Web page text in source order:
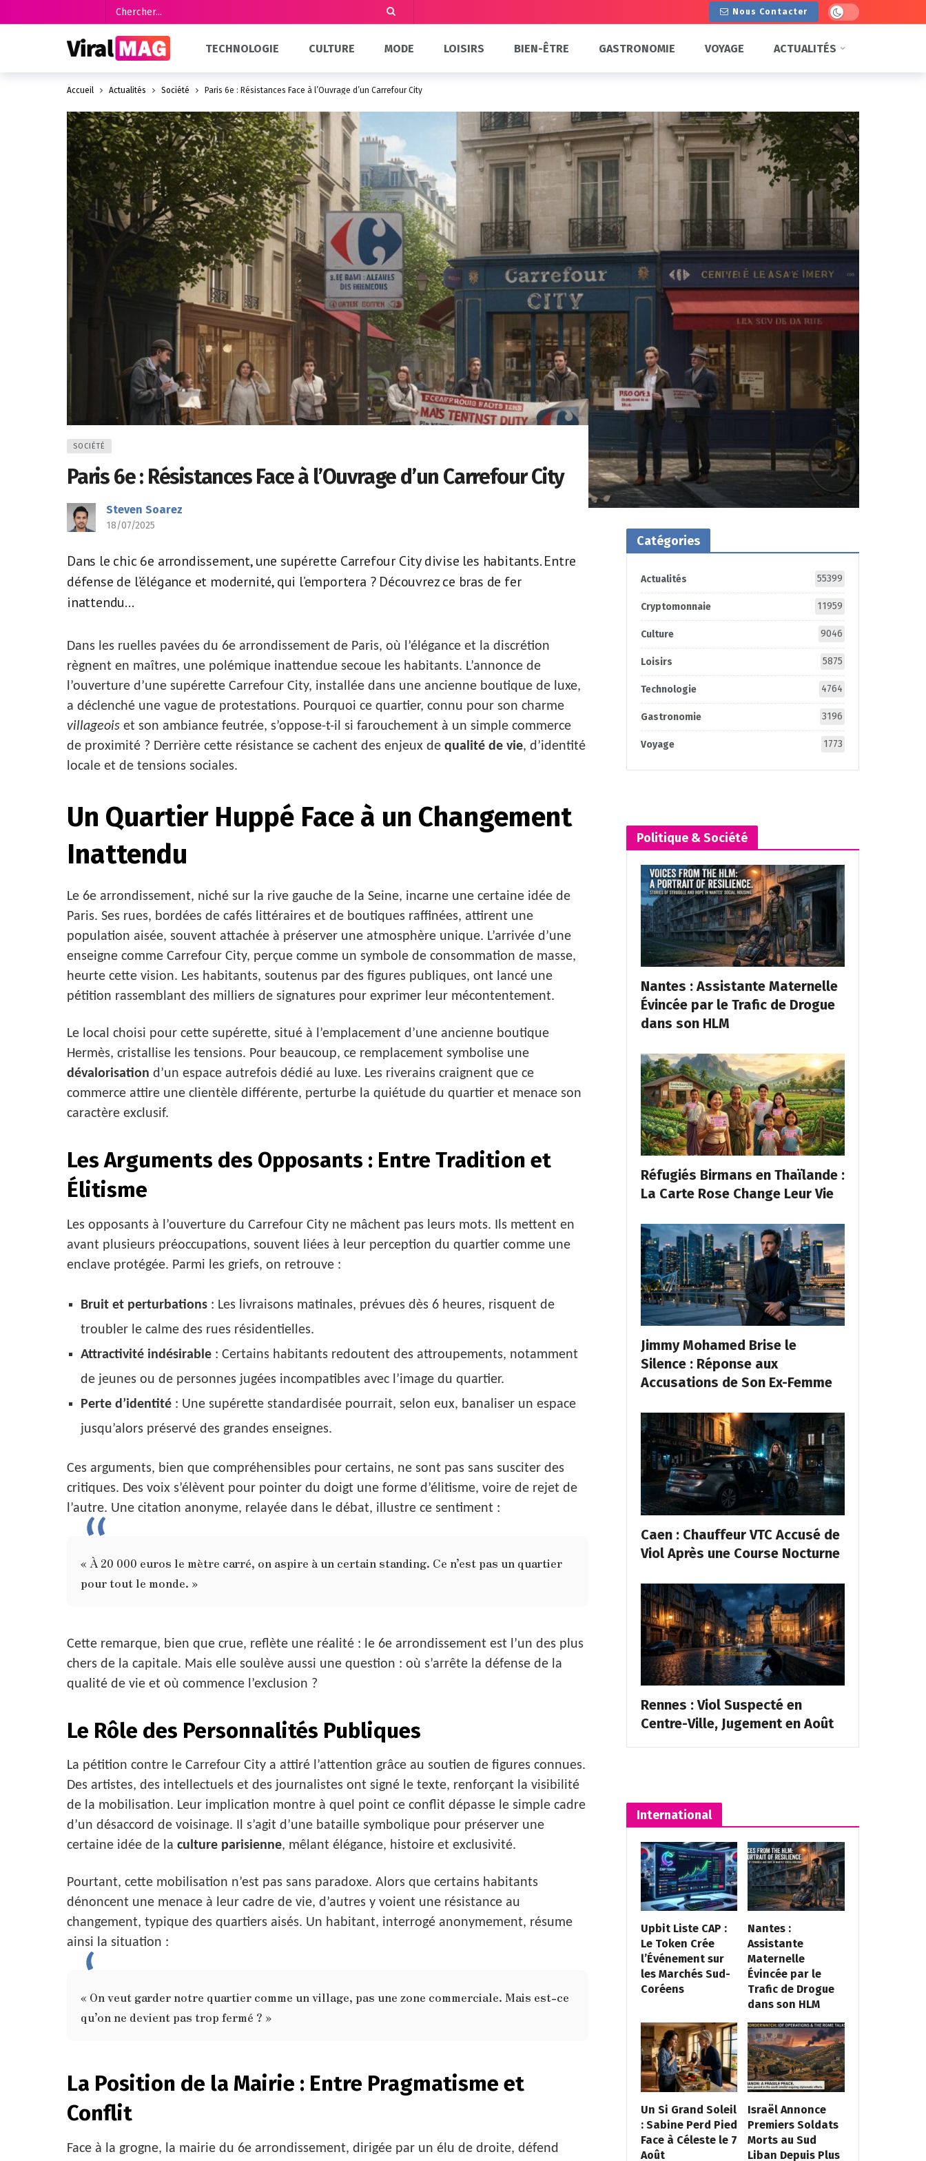
Nous Contacter Dark mode
TECHNOLOGIE CULTURE MODE LOISIRS BIEN-ÊTRE GASTRONOMIE VOYAGE ACTUALITÉS
Accueil Actualités Société Paris 6e : Résistances Face à l’Ouvrage d’un Carrefour City
SOCIÉTÉ
Paris 6e : Résistances Face à l’Ouvrage d’un Carrefour City
Steven Soarez
18/07/2025
Dans le chic 6e arrondissement, une supérette Carrefour City divise les habitants. Entre
défense de l’élégance et modernité, qui l’emportera ? Découvrez ce bras de fer
inattendu...
Dans les ruelles pavées du 6e arrondissement de Paris, où l’élégance et la discrétion
règnent en maîtres, une polémique inattendue secoue les habitants. L’annonce de
l’ouverture d’une supérette Carrefour City, installée dans une ancienne boutique de luxe,
a déclenché une vague de protestations. Pourquoi ce quartier, connu pour son charme
villageois et son ambiance feutrée, s’oppose-t-il si farouchement à un simple commerce
de proximité ? Derrière cette résistance se cachent des enjeux de qualité de vie, d’identité
locale et de tensions sociales.
Un Quartier Huppé Face à un Changement
Inattendu
Le 6e arrondissement, niché sur la rive gauche de la Seine, incarne une certaine idée de
Paris. Ses rues, bordées de cafés littéraires et de boutiques raffinées, attirent une
population aisée, souvent attachée à préserver une atmosphère unique. L’arrivée d’une
enseigne comme Carrefour City, perçue comme un symbole de consommation de masse,
heurte cette vision. Les habitants, soutenus par des figures publiques, ont lancé une
pétition rassemblant des milliers de signatures pour exprimer leur mécontentement.
Le local choisi pour cette supérette, situé à l’emplacement d’une ancienne boutique
Hermès, cristallise les tensions. Pour beaucoup, ce remplacement symbolise une
dévalorisation d’un espace autrefois dédié au luxe. Les riverains craignent que ce
commerce attire une clientèle différente, perturbe la quiétude du quartier et menace son
caractère exclusif.
Les Arguments des Opposants : Entre Tradition et
Élitisme
Les opposants à l’ouverture du Carrefour City ne mâchent pas leurs mots. Ils mettent en
avant plusieurs préoccupations, souvent liées à leur perception du quartier comme une
enclave protégée. Parmi les griefs, on retrouve :
Bruit et perturbations : Les livraisons matinales, prévues dès 6 heures, risquent de
troubler le calme des rues résidentielles.
Attractivité indésirable : Certains habitants redoutent des attroupements, notamment
de jeunes ou de personnes jugées incompatibles avec l’image du quartier.
Perte d’identité : Une supérette standardisée pourrait, selon eux, banaliser un espace
jusqu’alors préservé des grandes enseignes.
Ces arguments, bien que compréhensibles pour certains, ne sont pas sans susciter des
critiques. Des voix s’élèvent pour pointer du doigt une forme d’élitisme, voire de rejet de
l’autre. Une citation anonyme, relayée dans le débat, illustre ce sentiment :
« À 20 000 euros le mètre carré, on aspire à un certain standing. Ce n’est pas un quartier
pour tout le monde. »
Cette remarque, bien que crue, reflète une réalité : le 6e arrondissement est l’un des plus
chers de la capitale. Mais elle soulève aussi une question : où s’arrête la défense de la
qualité de vie et où commence l’exclusion ?
Le Rôle des Personnalités Publiques
La pétition contre le Carrefour City a attiré l’attention grâce au soutien de figures connues.
Des artistes, des intellectuels et des journalistes ont signé le texte, renforçant la visibilité
de la mobilisation. Leur implication montre à quel point ce conflit dépasse le simple cadre
d’un désaccord de voisinage. Il s’agit d’une bataille symbolique pour préserver une
certaine idée de la culture parisienne, mêlant élégance, histoire et exclusivité.
Pourtant, cette mobilisation n’est pas sans paradoxe. Alors que certains habitants
dénoncent une menace à leur cadre de vie, d’autres y voient une résistance au
changement, typique des quartiers aisés. Un habitant, interrogé anonymement, résume
ainsi la situation :
« On veut garder notre quartier comme un village, pas une zone commerciale. Mais est-ce
qu’on ne devient pas trop fermé ? »
La Position de la Mairie : Entre Pragmatisme et
Conflit
Face à la grogne, la mairie du 6e arrondissement, dirigée par un élu de droite, défend
Catégories
Actualités 55399
Cryptomonnaie 11959
Culture 9046
Loisirs 5875
Technologie 4764
Gastronomie 3196
Voyage 1773
Politique & Société
Nantes : Assistante Maternelle
Évincée par le Trafic de Drogue
dans son HLM
Réfugiés Birmans en Thaïlande :
La Carte Rose Change Leur Vie
Jimmy Mohamed Brise le
Silence : Réponse aux
Accusations de Son Ex-Femme
Caen : Chauffeur VTC Accusé de
Viol Après une Course Nocturne
Rennes : Viol Suspecté en
Centre-Ville, Jugement en Août
International
Upbit Liste CAP :
Le Token Crée
l’Événement sur
les Marchés Sud-
Coréens
Nantes :
Assistante
Maternelle
Évincée par le
Trafic de Drogue
dans son HLM
Un Si Grand Soleil
: Sabine Perd Pied
Face à Céleste le 7
Août
Israël Annonce
Premiers Soldats
Morts au Sud
Liban Depuis Plus